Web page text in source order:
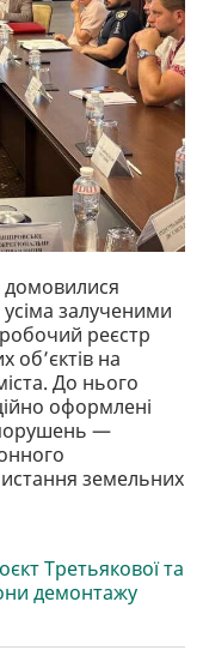
домовилися
залученими
реєстр
об’єктів на
До нього
оформлені
—
земельних
Третьякової та
демонтажу